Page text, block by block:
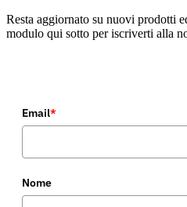
Resta aggiornato su nuovi prodotti
modulo qui sotto per iscriverti alla
Email*
Nome